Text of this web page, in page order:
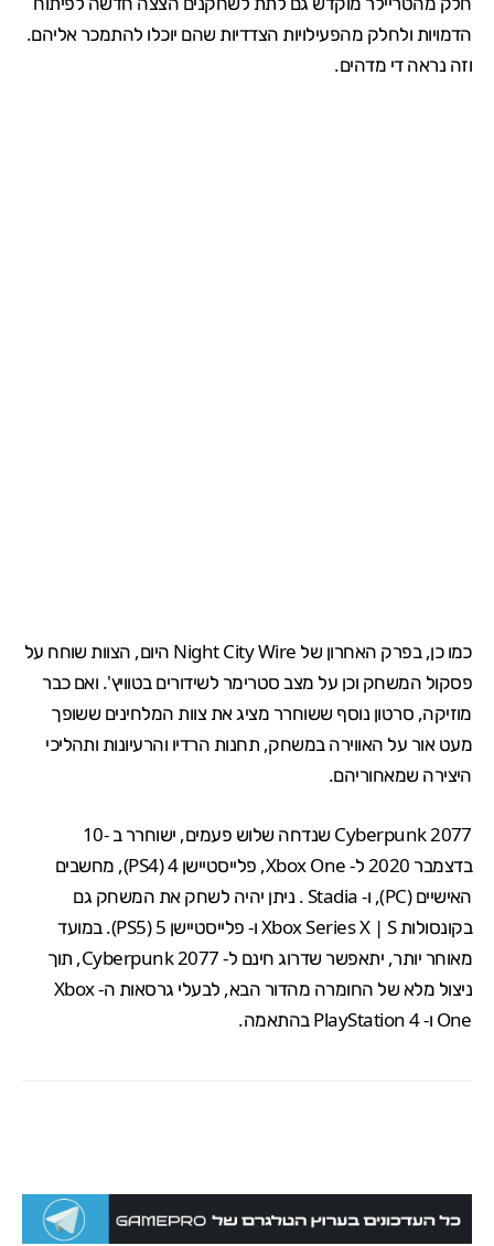
הדמויות ולחלק מהפעילויות הצדדיות שהם יוכלו להתמכר אליהם.
וזה נראה די מדהים.
כמו כן, בפרק האחרון של Night City Wire היום, הצוות שוחח על
פסקול המשחק וכן על מצב סטרימר לשידורים בטוויץ'. ואם כבר
מוזיקה, סרטון נוסף ששוחרר מציג את צוות המלחינים ששופך
מעט אור על האווירה במשחק, תחנות הרדיו והרעיונות ותהליכי
היצירה שמאחוריהם.
Cyberpunk 2077 ש נדחה שלוש פעמים
, ישוחרר ב -10
בדצמבר 2020 ל-
Xbox One, פלייסטיישן 4 ( PS4), מחשבים
האישיים (PC), ו-Stadia. ניתן יהיה לשחק את המשחק גם
בקונסולות
Xbox Series X| S ו- פלייסטיישן 5 ( PS5). במועד
מאוחר יותר, יתאפשר שדרוג חינם ל- Cyberpunk 2077, תוך
ניצול מלא של החומרה מהדור הבא, לבעלי גרסאות ה- Xbox
One ו- PlayStation 4 בהתאמה.